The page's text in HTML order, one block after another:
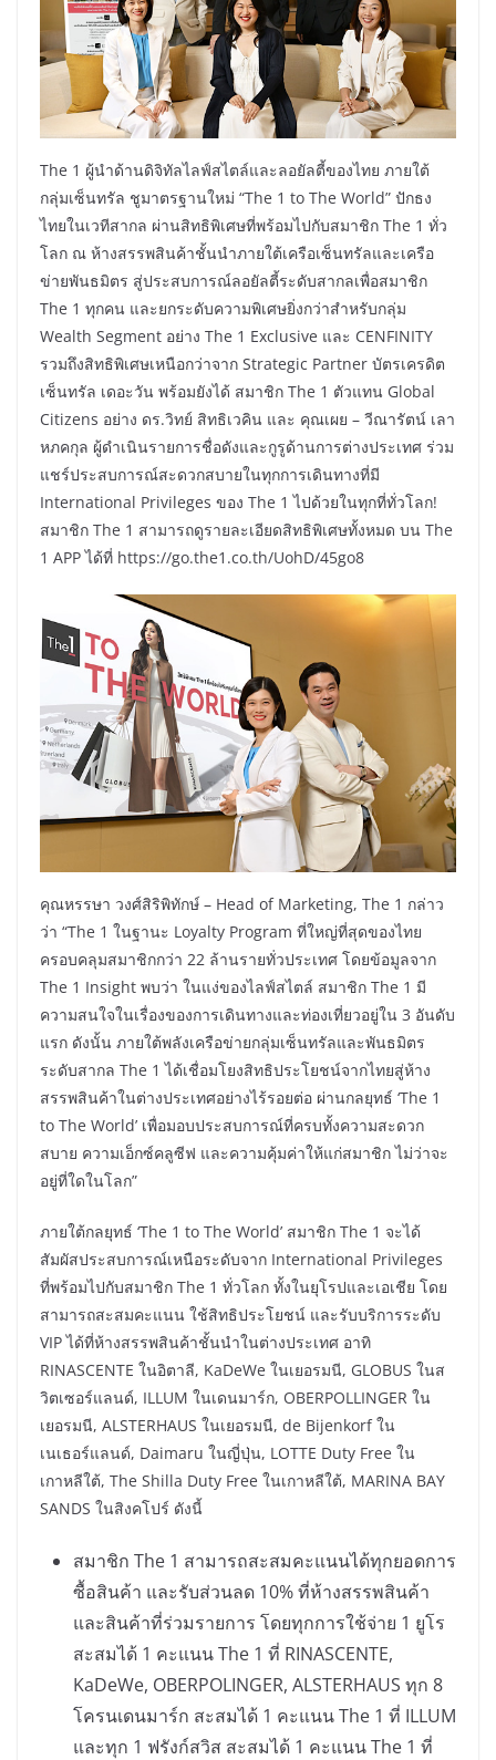
The 1 ผู้นำด้านดิจิทัลไลฟ์สไตล์และลอยัลตี้ของไทย ภายใต้
กลุ่มเซ็นทรัล ชูมาตรฐานใหม่ “The 1 to The World” ปักธง
ไทยในเวทีสากล ผ่านสิทธิพิเศษที่พร้อมไปกับสมาชิก The 1 ทั่ว
โลก ณ ห้างสรรพสินค้าชั้นนำภายใต้เครือเซ็นทรัลและเครือ
ข่ายพันธมิตร สู่ประสบการณ์ลอยัลตี้ระดับสากลเพื่อสมาชิก
The 1 ทุกคน และยกระดับความพิเศษยิ่งกว่าสำหรับกลุ่ม
Wealth Segment อย่าง The 1 Exclusive และ CENFINITY
รวมถึงสิทธิพิเศษเหนือกว่าจาก Strategic Partner บัตรเครดิต
เซ็นทรัล เดอะวัน พร้อมยังได้ สมาชิก The 1 ตัวแทน Global
Citizens อย่าง ดร.วิทย์ สิทธิเวคิน และ คุณเผย – วีณารัตน์ เลา
หภคกุล ผู้ดำเนินรายการชื่อดังและกูรูด้านการต่างประเทศ ร่วม
แชร์ประสบการณ์สะดวกสบายในทุกการเดินทางที่มี
International Privileges ของ The 1 ไปด้วยในทุกที่ทั่วโลก!
สมาชิก The 1 สามารถดูรายละเอียดสิทธิพิเศษทั้งหมด บน The
1 APP ได้ที่ https://go.the1.co.th/UohD/45go8
คุณหรรษา วงศ์สิริพิทักษ์ – Head of Marketing, The 1 กล่าว
ว่า “The 1 ในฐานะ Loyalty Program ที่ใหญ่ที่สุดของไทย
ครอบคลุมสมาชิกกว่า 22 ล้านรายทั่วประเทศ โดยข้อมูลจาก
The 1 Insight พบว่า ในแง่ของไลฟ์สไตล์ สมาชิก The 1 มี
ความสนใจในเรื่องของการเดินทางและท่องเที่ยวอยู่ใน 3 อันดับ
แรก ดังนั้น ภายใต้พลังเครือข่ายกลุ่มเซ็นทรัลและพันธมิตร
ระดับสากล The 1 ได้เชื่อมโยงสิทธิประโยชน์จากไทยสู่ห้าง
สรรพสินค้าในต่างประเทศอย่างไร้รอยต่อ ผ่านกลยุทธ์ ‘The 1
to The World’ เพื่อมอบประสบการณ์ที่ครบทั้งความสะดวก
สบาย ความเอ็กซ์คลูซีฟ และความคุ้มค่าให้แก่สมาชิก ไม่ว่าจะ
อยู่ที่ใดในโลก”
ภายใต้กลยุทธ์ ‘The 1 to The World’ สมาชิก The 1 จะได้
สัมผัสประสบการณ์เหนือระดับจาก International Privileges
ที่พร้อมไปกับสมาชิก The 1 ทั่วโลก ทั้งในยุโรปและเอเชีย โดย
สามารถสะสมคะแนน ใช้สิทธิประโยชน์ และรับบริการระดับ
VIP ได้ที่ห้างสรรพสินค้าชั้นนำในต่างประเทศ อาทิ
RINASCENTE ในอิตาลี, KaDeWe ในเยอรมนี, GLOBUS ในส
วิตเซอร์แลนด์, ILLUM ในเดนมาร์ก, OBERPOLLINGER ใน
เยอรมนี, ALSTERHAUS ในเยอรมนี, de Bijenkorf ใน
เนเธอร์แลนด์, Daimaru ในญี่ปุ่น, LOTTE Duty Free ใน
เกาหลีใต้, The Shilla Duty Free ในเกาหลีใต้, MARINA BAY
SANDS ในสิงคโปร์ ดังนี้
สมาชิก The 1 สามารถสะสมคะแนนได้ทุกยอดการ
ซื้อสินค้า และรับส่วนลด 10% ที่ห้างสรรพสินค้า
และสินค้าที่ร่วมรายการ โดยทุกการใช้จ่าย 1 ยูโร
สะสมได้ 1 คะแนน The 1 ที่ RINASCENTE,
KaDeWe, OBERPOLINGER, ALSTERHAUS ทุก 8
โครนเดนมาร์ก สะสมได้ 1 คะแนน The 1 ที่ ILLUM
และทุก 1 ฟรังก์สวิส สะสมได้ 1 คะแนน The 1 ที่